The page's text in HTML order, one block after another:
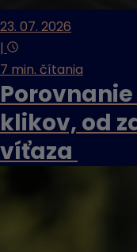
23. 07. 2026
|
7 min. čítania
klikov, od
víťaza